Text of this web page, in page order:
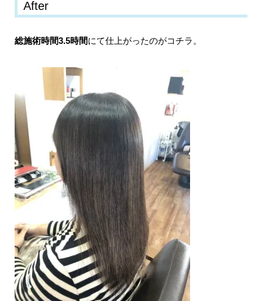
After
総施術時間3.5時間にて仕上がったのがコチラ。